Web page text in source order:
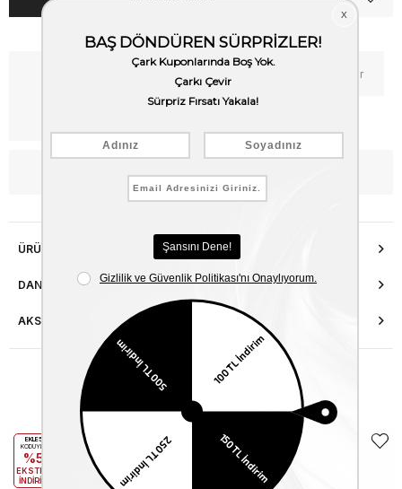
Fiyat Düşünce Haber Ver
WhatsApp’tan Bilgi Al
ÜRÜN ÖZELLIKLERI
DANIŞMA HATTI
AKSESUAR ONARIMI
Benzer Ürünler
EKLE5
KODUYLA
%5
EKSTRA
İNDİRİM
EKLE5
KODUYLA
%5